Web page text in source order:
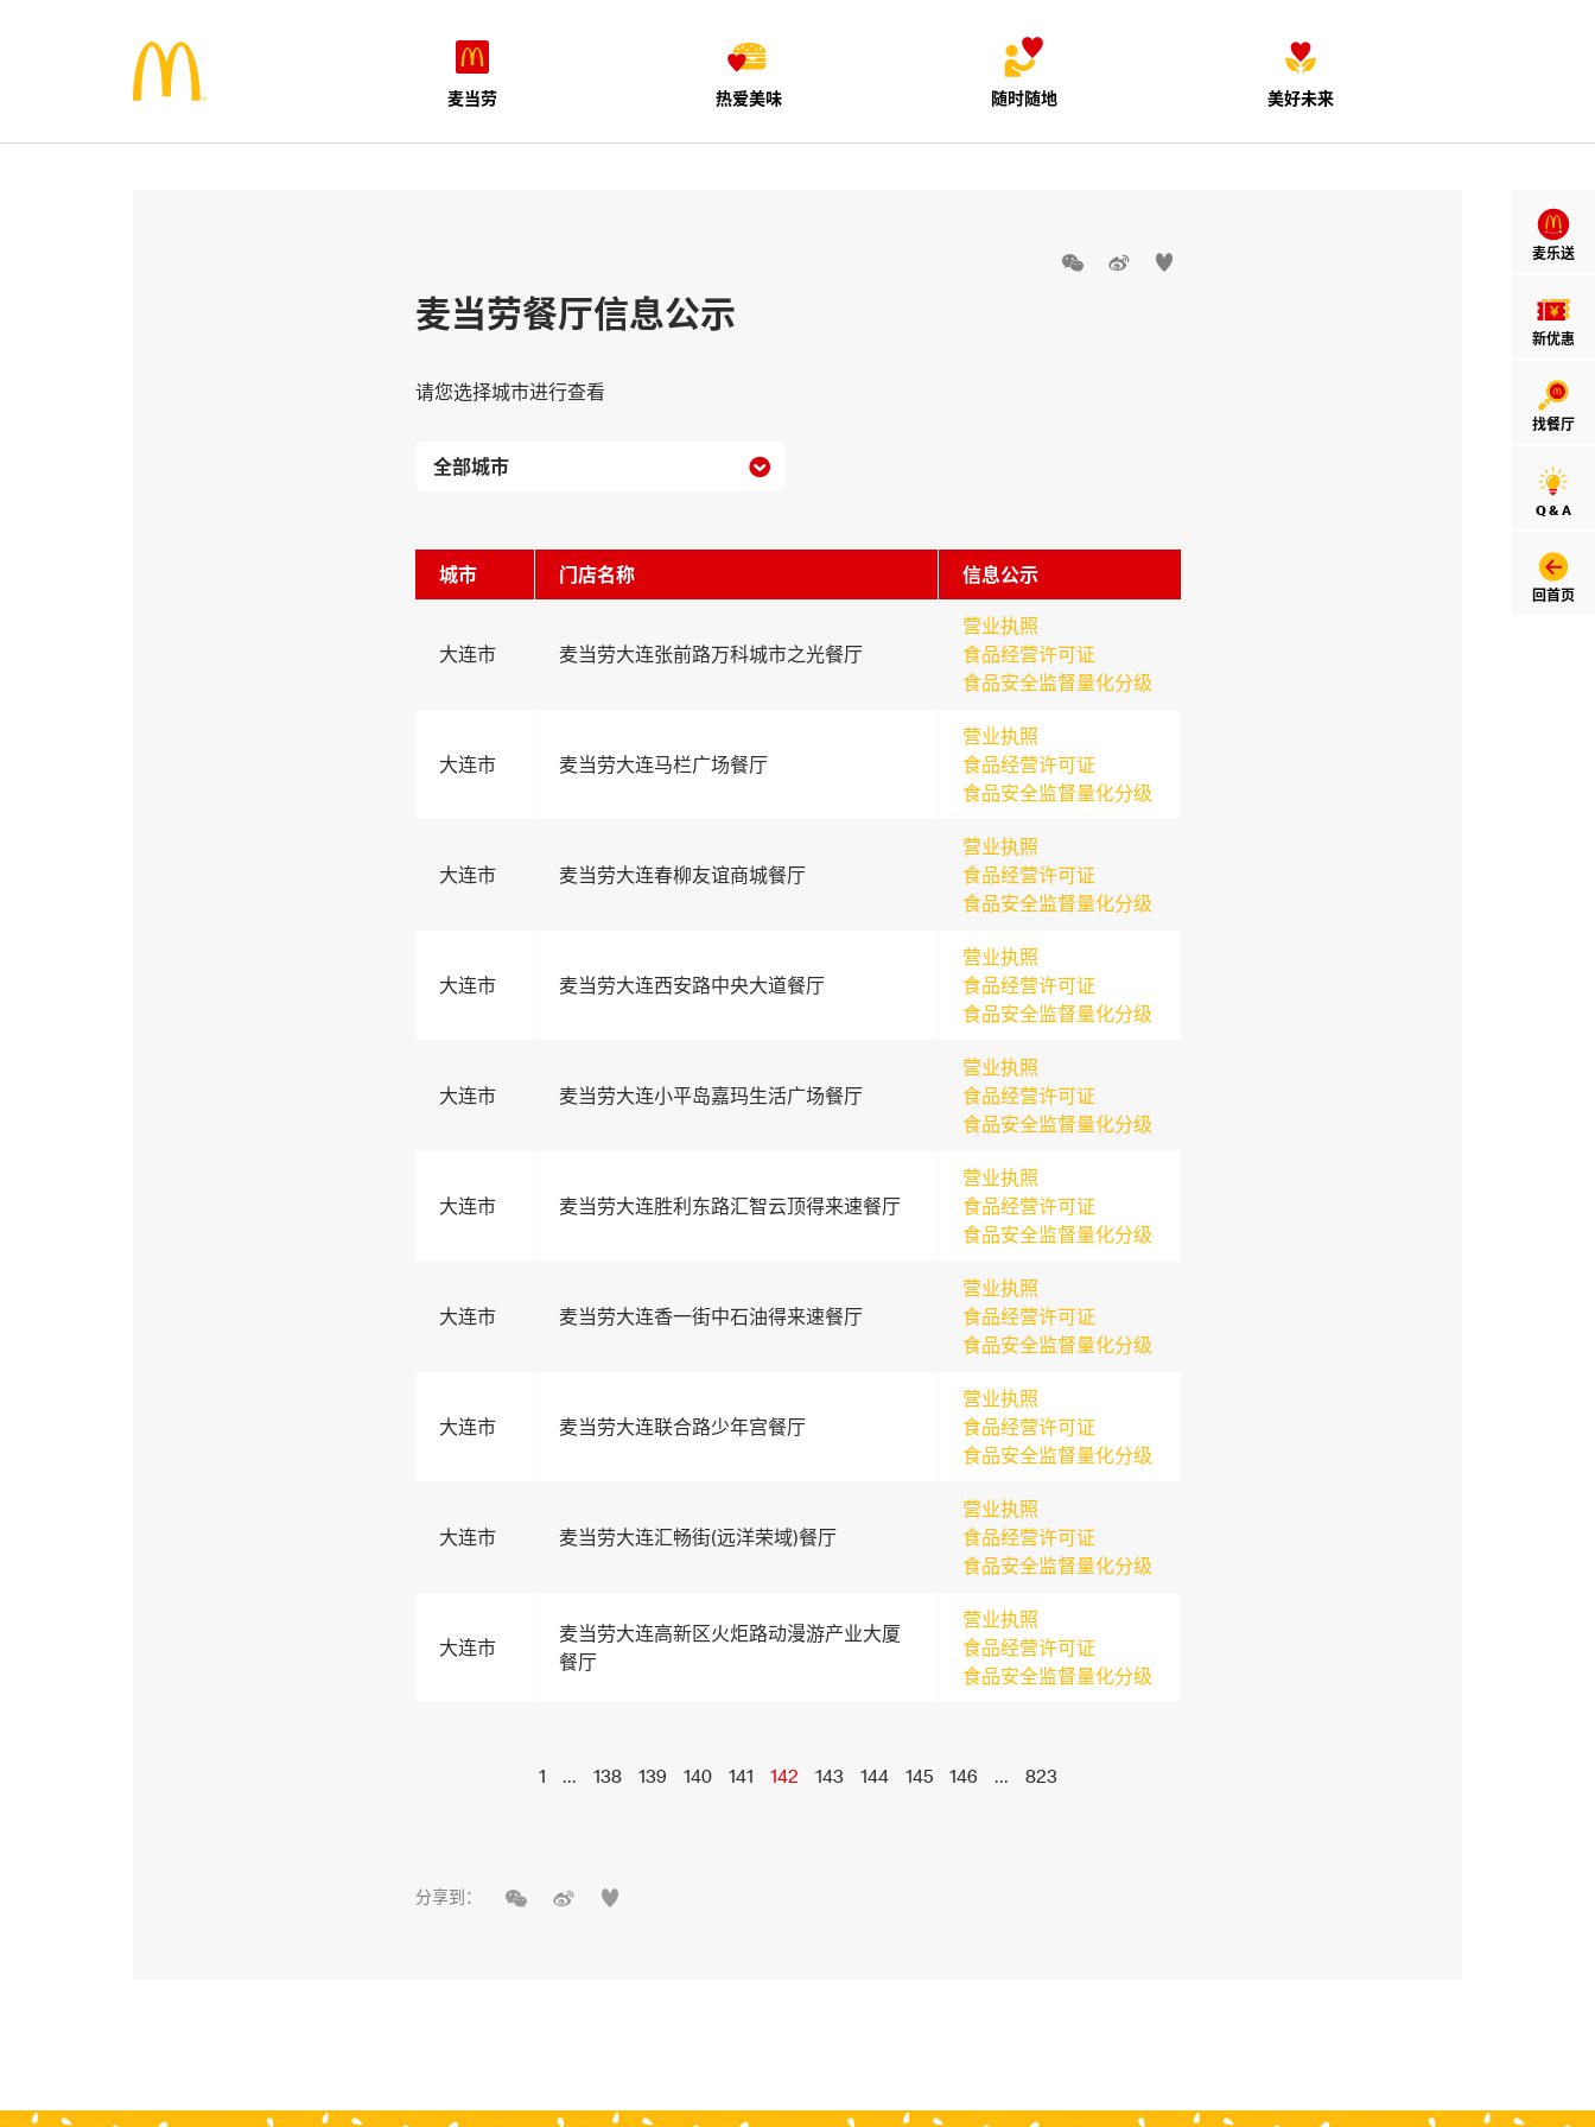
麦当劳 热爱美味 随时随地 美好未来
麦乐送
新优惠
找餐厅
Q & A
回首页
  
麦当劳餐厅信息公示
请您选择城市进行查看

城市 门店名称 信息公示
大连市 麦当劳大连张前路万科城市之光餐厅
营业执照
食品经营许可证
食品安全监督量化分级
大连市 麦当劳大连马栏广场餐厅
营业执照
食品经营许可证
食品安全监督量化分级
大连市 麦当劳大连春柳友谊商城餐厅
营业执照
食品经营许可证
食品安全监督量化分级
大连市 麦当劳大连西安路中央大道餐厅
营业执照
食品经营许可证
食品安全监督量化分级
大连市 麦当劳大连小平岛嘉玛生活广场餐厅
营业执照
食品经营许可证
食品安全监督量化分级
大连市 麦当劳大连胜利东路汇智云顶得来速餐厅
营业执照
食品经营许可证
食品安全监督量化分级
大连市 麦当劳大连香一街中石油得来速餐厅
营业执照
食品经营许可证
食品安全监督量化分级
大连市 麦当劳大连联合路少年宫餐厅
营业执照
食品经营许可证
食品安全监督量化分级
大连市 麦当劳大连汇畅街(远洋荣域)餐厅
营业执照
食品经营许可证
食品安全监督量化分级
大连市
麦当劳大连高新区火炬路动漫游产业大厦
餐厅
营业执照
食品经营许可证
食品安全监督量化分级
1 ... 138 139 140 141 142 143 144 145 146 ... 823
分享到：   